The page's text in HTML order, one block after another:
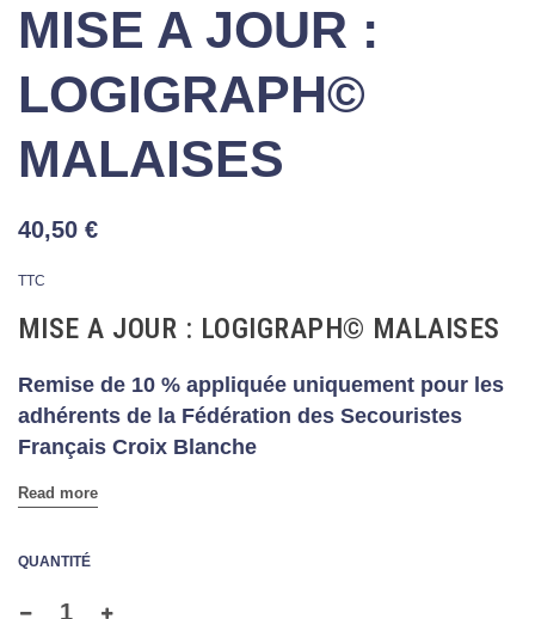
MISE A JOUR :
LOGIGRAPH©
MALAISES
40,50 €
TTC
MISE A JOUR : LOGIGRAPH© MALAISES
Remise de 10 % appliquée uniquement pour les
adhérents de la Fédération des Secouristes
Français Croix Blanche
Read more
QUANTITÉ